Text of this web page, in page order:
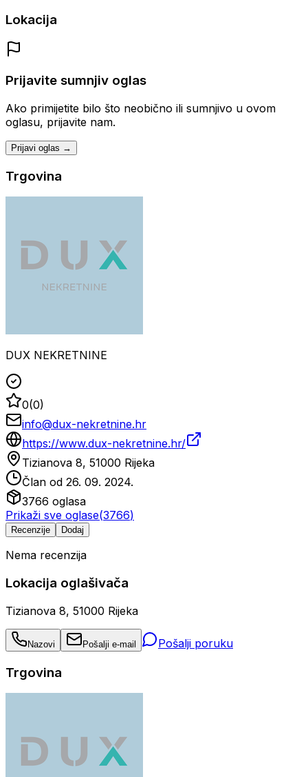
Lokacija
Prijavite sumnjiv oglas
Ako primijetite bilo što neobično ili sumnjivo u ovom
oglasu, prijavite nam.
Prijavi oglas →
Trgovina
DUX NEKRETNINE
0(0)
info@dux-nekretnine.hr
https://www.dux-nekretnine.hr/
Tizianova 8, 51000 Rijeka
Član od 26. 09. 2024.
3766 oglasa
Prikaži sve oglase(3766)
Recenzije Dodaj
Nema recenzija
Lokacija oglašivača
Tizianova 8, 51000 Rijeka
Nazovi Pošalji e-mail Pošalji poruku
Trgovina